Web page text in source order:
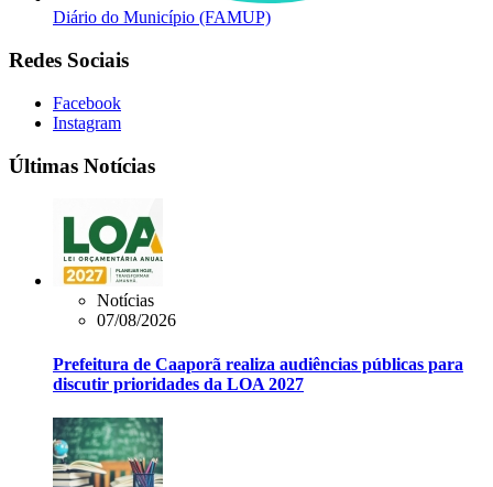
Diário do Município (FAMUP)
Redes Sociais
Facebook
Instagram
Últimas Notícias
Notícias
07/08/2026
Prefeitura de Caaporã realiza audiências públicas para
discutir prioridades da LOA 2027